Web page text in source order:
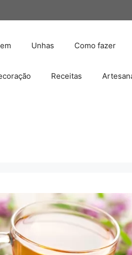
Unhas Como fazer
Receitas